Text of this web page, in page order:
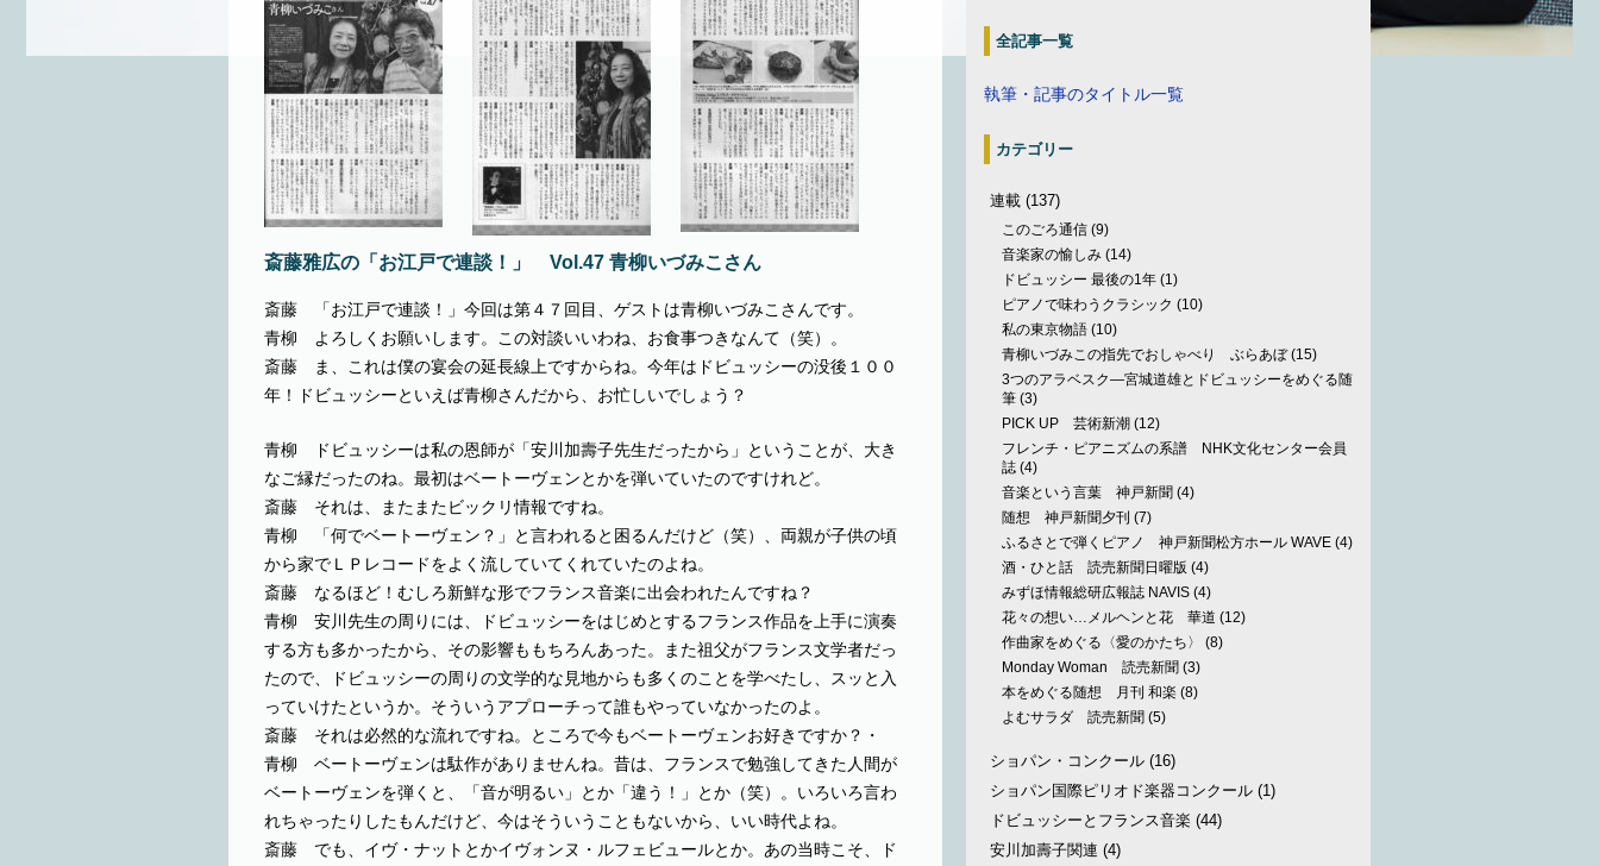
斎藤雅広の「お江戸で連談！」 Vol.47 青柳いづみこさん
斎藤 「お江戸で連談！」今回は第４７回目、ゲストは青柳いづみこさんです。
青柳 よろしくお願いします。この対談いいわね、お食事つきなんて（笑）。
斎藤 ま、これは僕の宴会の延長線上ですからね。今年はドビュッシーの没後１００
年！ドビュッシーといえば青柳さんだから、お忙しいでしょう？
青柳 ドビュッシーは私の恩師が「安川加壽子先生だったから」ということが、大き
なご縁だったのね。最初はベートーヴェンとかを弾いていたのですけれど。
斎藤 それは、またまたビックリ情報ですね。
青柳 「何でベートーヴェン？」と言われると困るんだけど（笑）、両親が子供の頃
から家でＬＰレコードをよく流していてくれていたのよね。
斎藤 なるほど！むしろ新鮮な形でフランス音楽に出会われたんですね？
青柳 安川先生の周りには、ドビュッシーをはじめとするフランス作品を上手に演奏
する方も多かったから、その影響ももちろんあった。また祖父がフランス文学者だっ
たので、ドビュッシーの周りの文学的な見地からも多くのことを学べたし、スッと入
っていけたというか。そういうアプローチって誰もやっていなかったのよ。
斎藤 それは必然的な流れですね。ところで今もベートーヴェンお好きですか？・
青柳 ベートーヴェンは駄作がありませんね。昔は、フランスで勉強してきた人間が
ベートーヴェンを弾くと、「音が明るい」とか「違う！」とか（笑）。いろいろ言わ
れちゃったりしたもんだけど、今はそういうこともないから、いい時代よね。
斎藤 でも、イヴ・ナットとかイヴォンヌ・ルフェビュールとか。あの当時こそ、ド
全記事一覧
執筆・記事のタイトル一覧
カテゴリー
連載 (137)
このごろ通信 (9)
音楽家の愉しみ (14)
ドビュッシー 最後の1年 (1)
ピアノで味わうクラシック (10)
私の東京物語 (10)
青柳いづみこの指先でおしゃべり ぶらあぼ(15)
3つのアラベスク—宮城道雄とドビュッシーをめぐる随
筆 (3)
PICK UP 芸術新潮 (12)
フレンチ・ピアニズムの系譜 NHK文化センター会員
誌 (4)
音楽という言葉 神戸新聞 (4)
随想 神戸新聞夕刊 (7)
ふるさとで弾くピアノ 神戸新聞松方ホール WAVE (4)
酒・ひと話 読売新聞日曜版 (4)
みずほ情報総研広報誌 NAVIS (4)
花々の想い…メルヘンと花 華道 (12)
作曲家をめぐる〈愛のかたち〉
(8)
Monday Woman 読売新聞 (3)
本をめぐる随想 月刊 和楽 (8)
よむサラダ 読売新聞 (5)
ショパン・コンクール (16)
ショパン国際ピリオド楽器コンクール (1)
ドビュッシーとフランス音楽 (44)
安川加壽子関連 (4)